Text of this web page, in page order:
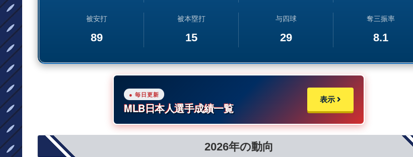
被安打
89
被本塁打
15
与四球
29
奪三振率
8.1
● 毎日更新
MLB日本人選手成績一覧
表示
2026年の動向